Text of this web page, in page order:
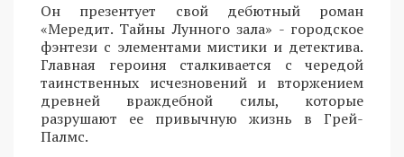
Он презентует свой дебютный роман
«Мередит. Тайны Лунного зала» - городское
фэнтези с элементами мистики и детектива.
Главная героиня сталкивается с чередой
таинственных исчезновений и вторжением
древней враждебной силы, которые
разрушают ее привычную жизнь в Грей-
Палмс.